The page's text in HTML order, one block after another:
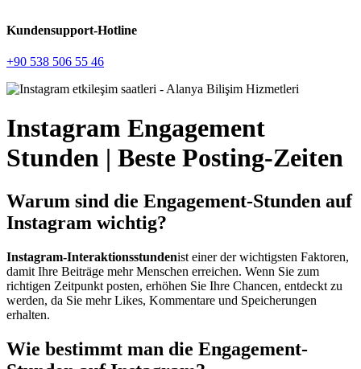
Kundensupport-Hotline
+90 538 506 55 46
Instagram Engagement
Stunden | Beste Posting-Zeiten
Warum sind die Engagement-Stunden auf
Instagram wichtig?
Instagram-Interaktionsstundenist einer der wichtigsten Faktoren,
damit Ihre Beiträge mehr Menschen erreichen. Wenn Sie zum
richtigen Zeitpunkt posten, erhöhen Sie Ihre Chancen, entdeckt zu
werden, da Sie mehr Likes, Kommentare und Speicherungen
erhalten.
Wie bestimmt man die Engagement-